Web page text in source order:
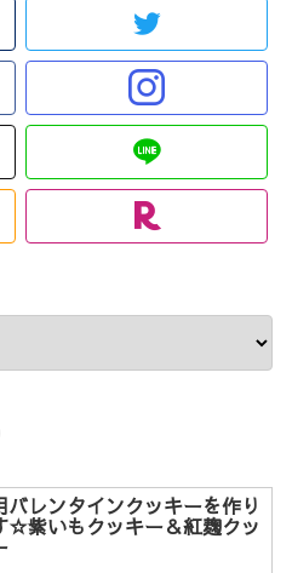
バレンタインクッキーを作り
☆紫いもクッキー＆紅麹クッ